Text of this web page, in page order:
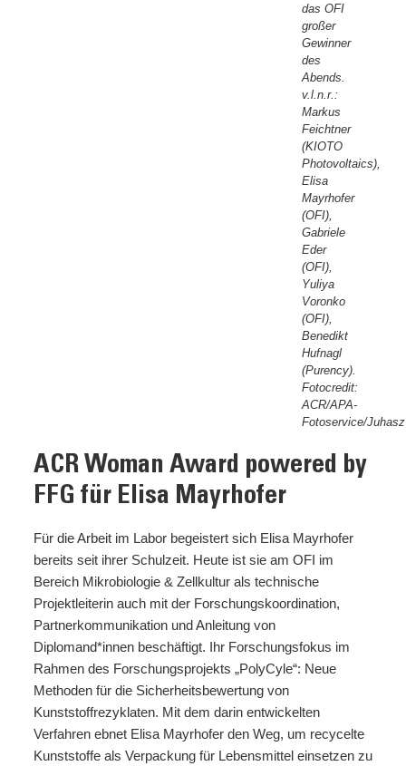
das OFI
großer
Gewinner
des
Abends.
v.l.n.r.:
Markus
Feichtner
(KIOTO
Photovoltaics),
Elisa
Mayrhofer
(OFI),
Gabriele
Eder
(OFI),
Yuliya
Voronko
(OFI),
Benedikt
Hufnagl
(Purency).
Fotocredit:
ACR/APA-
Fotoservice/Juhasz
ACR Woman Award powered by
FFG für Elisa Mayrhofer
Für die Arbeit im Labor begeistert sich Elisa Mayrhofer
bereits seit ihrer Schulzeit. Heute ist sie am OFI im
Bereich Mikrobiologie & Zellkultur als technische
Projektleiterin auch mit der Forschungskoordination,
Partnerkommunikation und Anleitung von
Diplomand*innen beschäftigt. Ihr Forschungsfokus im
Rahmen des Forschungsprojekts „PolyCyle“: Neue
Methoden für die Sicherheitsbewertung von
Kunststoffrezyklaten. Mit dem darin entwickelten
Verfahren ebnet Elisa Mayrhofer den Weg, um recycelte
Kunststoffe als Verpackung für Lebensmittel einsetzen zu